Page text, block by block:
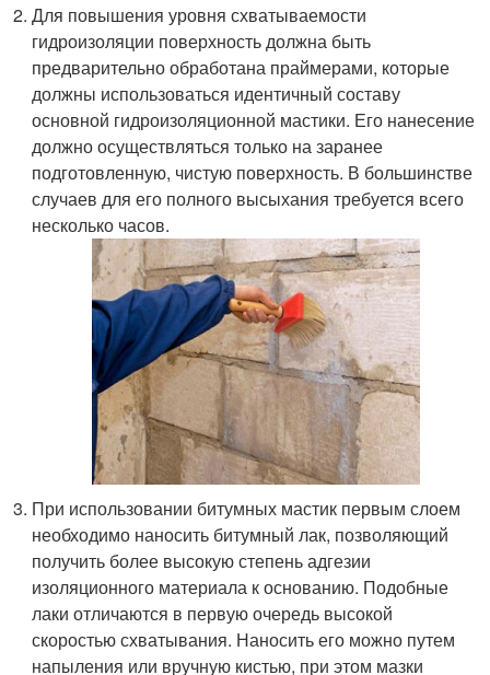
Для повышения уровня схватываемости
гидроизоляции поверхность должна быть
предварительно обработана праймерами, которые
должны использоваться идентичный составу
основной гидроизоляционной мастики. Его нанесение
должно осуществляться только на заранее
подготовленную, чистую поверхность. В большинстве
случаев для его полного высыхания требуется всего
несколько часов.
При использовании битумных мастик первым слоем
необходимо наносить битумный лак, позволяющий
получить более высокую степень адгезии
изоляционного материала к основанию. Подобные
лаки отличаются в первую очередь высокой
скоростью схватывания. Наносить его можно путем
напыления или вручную кистью, при этом мазки